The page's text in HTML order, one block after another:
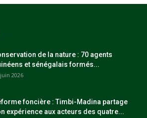
de la nature : 70 agents
et sénégalais formés...
2026
foncière : Timbi-Madina partage
expérience aux acteurs des quatre...